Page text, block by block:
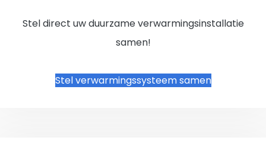
Stel direct uw duurzame verwarmingsinstallatie
samen!
Stel verwarmingssysteem samen